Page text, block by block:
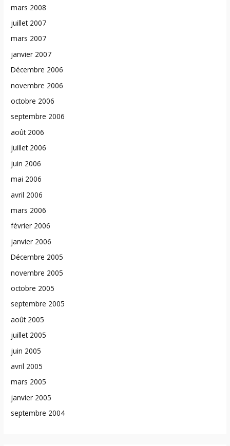
mars 2008
juillet 2007
mars 2007
janvier 2007
Décembre 2006
novembre 2006
octobre 2006
septembre 2006
août 2006
juillet 2006
juin 2006
mai 2006
avril 2006
mars 2006
février 2006
janvier 2006
Décembre 2005
novembre 2005
octobre 2005
septembre 2005
août 2005
juillet 2005
juin 2005
avril 2005
mars 2005
janvier 2005
septembre 2004